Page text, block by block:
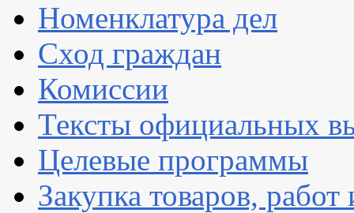
Номенклатура дел
Сход граждан
Комиссии
Тексты официальных
Целевые программы
Закупка товаров, работ